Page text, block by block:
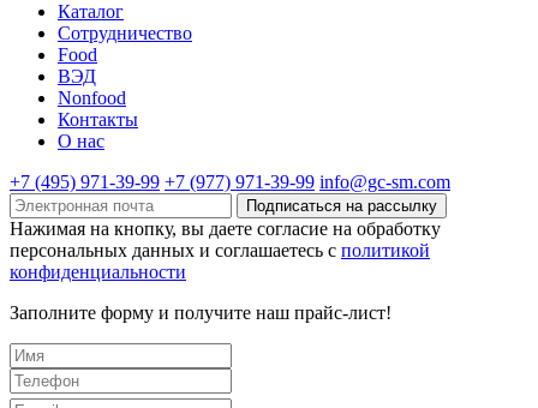
Каталог
Cотрудничество
Food
ВЭД
Nonfood
Контакты
О нас
+7 (495) 971-39-99 +7 (977) 971-39-99 info@gc-sm.com
Подписаться на рассылку
Нажимая на кнопку, вы даете согласие на обработку
персональных данных и соглашаетесь c политикой
конфиденциальности
Заполните форму и получите наш прайс-лист!